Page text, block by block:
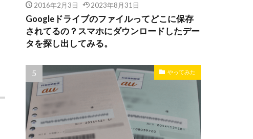
2016年2月3日 2023年8月31日
Googleドライブのファイルってどこに保存
されてるの？スマホにダウンロードしたデー
タを探し出してみる。
やってみた